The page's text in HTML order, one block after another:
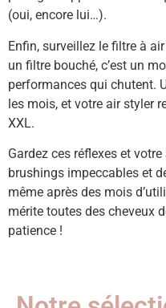
(oui, encore lui…).
Enfin, surveillez le filtre à
un filtre bouché, c’est un
performances qui chutent.
les mois, et votre air styler
XXL.
Gardez ces réflexes et
brushings impeccables et
même après des mois
mérite toutes des cheveux
patience !